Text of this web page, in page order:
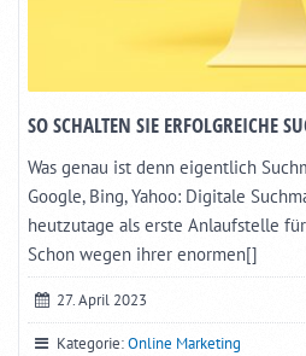
SO SCHALTEN SIE ERFOLGREICHE
Was genau ist denn eigentlich
Google, Bing, Yahoo: Digitale
heutzutage als erste Anlaufstelle
Schon wegen ihrer enormen[]
27. April 2023
Kategorie:Online Marketing